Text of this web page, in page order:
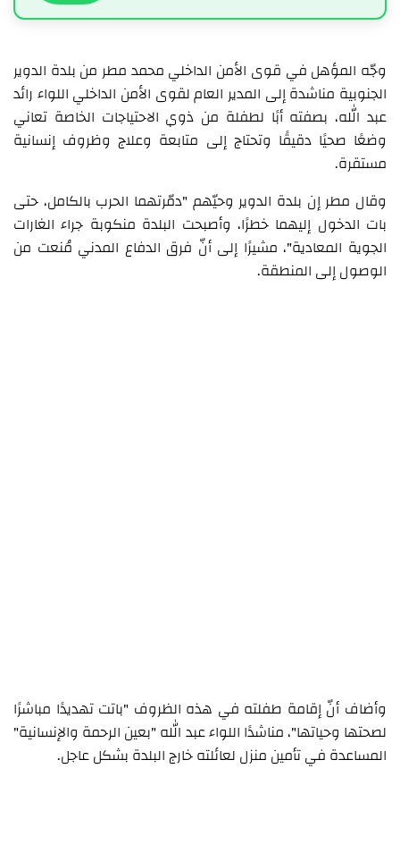
وجّه المؤهل في قوى الأمن الداخلي محمد مطر من بلدة الدوير
الجنوبية مناشدة إلى المدير العام لقوى الأمن الداخلي اللواء رائد
عبد الله، بصفته أبًا لطفلة من ذوي الاحتياجات الخاصة تعاني
وضعًا صحيًا دقيقًا وتحتاج إلى متابعة وعلاج وظروف إنسانية
مستقرة.
وقال مطر إن بلدة الدوير وحيّهم "دمّرتهما الحرب بالكامل، حتى
بات الدخول إليهما خطرًا، وأصبحت البلدة منكوبة جراء الغارات
الجوية المعادية"، مشيرًا إلى أنّ فرق الدفاع المدني مُنعت من
الوصول إلى المنطقة.
وأضاف أنّ إقامة طفلته في هذه الظروف "باتت تهديدًا مباشرًا
لصحتها وحياتها"، مناشدًا اللواء عبد الله "بعين الرحمة والإنسانية"
المساعدة في تأمين منزل لعائلته خارج البلدة بشكل عاجل.